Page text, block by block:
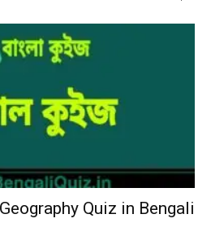
Quiz in Bengali